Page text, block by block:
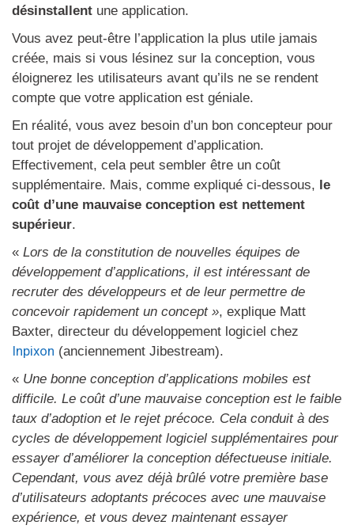
désinstallent une application.
Vous avez peut-être l’application la plus utile jamais
créée, mais si vous lésinez sur la conception, vous
éloignerez les utilisateurs avant qu’ils ne se rendent
compte que votre application est géniale.
En réalité, vous avez besoin d’un bon concepteur pour
tout projet de développement d’application.
Effectivement, cela peut sembler être un coût
supplémentaire. Mais, comme expliqué ci-dessous, le
coût d’une mauvaise conception est nettement
supérieur.
« Lors de la constitution de nouvelles équipes de
développement d’applications, il est intéressant de
recruter des développeurs et de leur permettre de
concevoir rapidement un concept », explique Matt
Baxter, directeur du développement logiciel chez
Inpixon (anciennement Jibestream).
« Une bonne conception d’applications mobiles est
difficile. Le coût d’une mauvaise conception est le faible
taux d’adoption et le rejet précoce. Cela conduit à des
cycles de développement logiciel supplémentaires pour
essayer d’améliorer la conception défectueuse initiale.
Cependant, vous avez déjà brûlé votre première base
d’utilisateurs adoptants précoces avec une mauvaise
expérience, et vous devez maintenant essayer